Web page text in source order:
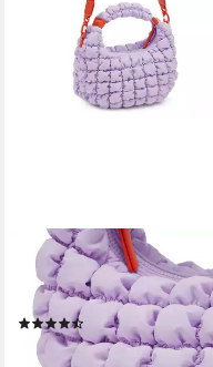
LES VISIONNAIRES
Schultertasche Unio
Kitzbuehel S, Polyester
(10)
119,00 €
lieferbar - in 2-3 Werktagen bei